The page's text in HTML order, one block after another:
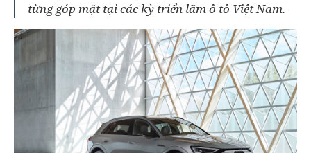
từng góp mặt tại các kỳ triển lãm ô tô Việt Nam.